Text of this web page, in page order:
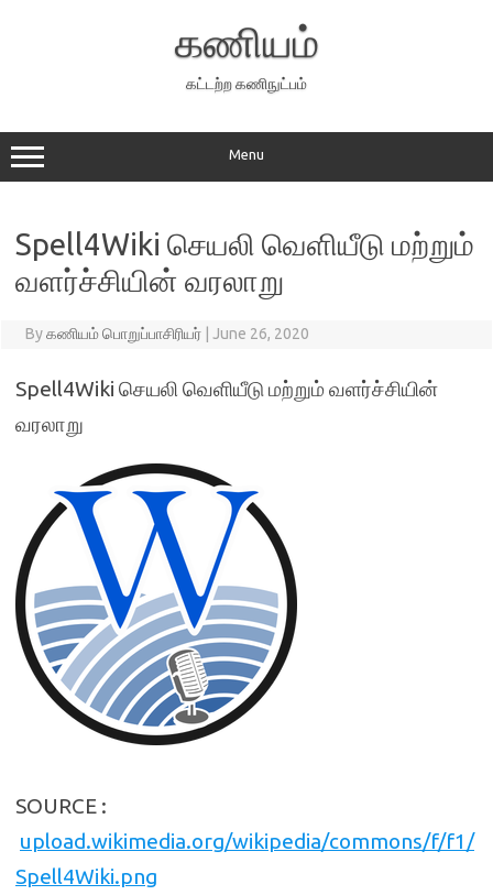
கணியம்
கட்டற்ற கணிநுட்பம்
Menu
Spell4Wiki செயலி வெளியீடு மற்றும்
வளர்ச்சியின் வரலாறு
Byகணியம் பொறுப்பாசிரியர் June 26, 2020
Spell4Wiki செயலி வெளியீடு மற்றும் வளர்ச்சியின்
வரலாறு
SOURCE :
upload.wikimedia.org/wikipedia/commons/f/f1/
Spell4Wiki.png